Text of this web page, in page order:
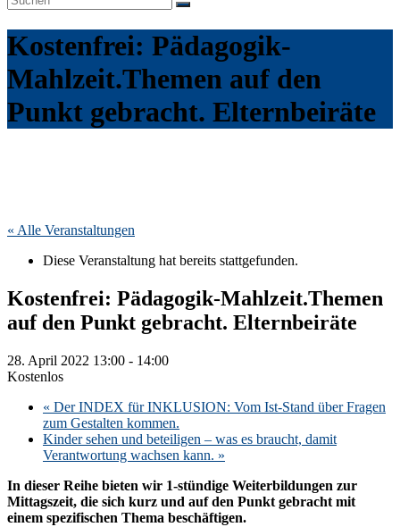
Kostenfrei: Pädagogik-
Mahlzeit.Themen auf den
Punkt gebracht. Elternbeiräte
« Alle Veranstaltungen
Diese Veranstaltung hat bereits stattgefunden.
Kostenfrei: Pädagogik-Mahlzeit.Themen
auf den Punkt gebracht. Elternbeiräte
28. April 2022 13:00 - 14:00
Kostenlos
« Der INDEX für INKLUSION: Vom Ist-Stand über Fragen
zum Gestalten kommen.
Kinder sehen und beteiligen – was es braucht, damit
Verantwortung wachsen kann. »
In dieser Reihe bieten wir 1-stündige Weiterbildungen zur
Mittagszeit, die sich kurz und auf den Punkt gebracht mit
einem spezifischen Thema beschäftigen.